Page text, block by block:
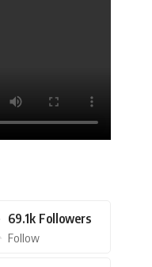
69.1k Followers
Follow